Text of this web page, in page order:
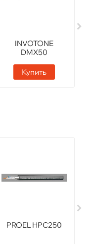
INVOTONE
DMX50
Купить
PROEL HPC250